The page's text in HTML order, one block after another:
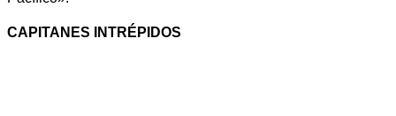
CAPITANES INTRÉPIDOS